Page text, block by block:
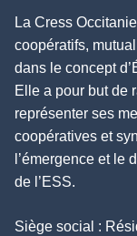
La Cress
coopératifs,
dans le concept
Elle a pour but de
représenter ses
coopératives et
l’émergence et le
de l’ESS.
Siège social :